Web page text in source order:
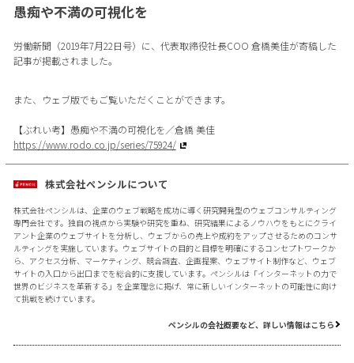
愚痴や不満の可視化を
労働新聞（2019年7月22日号）に、代表取締役社長COO 倉橋美佳が寄稿した
記事が掲載されました。
また、ウェブ版でもご覧いただくことができます。
【ぶれい考】愚痴や不満の可視化を／倉橋 美佳
https://www.rodo.co.jp/series/75924/
株式会社ペンシルについて
株式会社ペンシルは、企業のウェブ戦略を成功に導く研究開発型のウェブコンサルティング
専門会社です。独自の視点から実験や研究を重ね、研究結果によるノウハウをもとにクライ
アント企業のウェブサイトを分析し、ウェブからの売上や成約をアップさせるためのコンサ
ルティングを実施しています。ウェブサイトの目的と目標を明確にするコンセプトワークか
ら、アクセス分析、マーケティング、競合調査、企画提案、ウェブサイト制作など、ウェブ
サイトの入口から出口までを総合的に支援しています。ペンシルは「インターネットの力で
世界のビジネスを革新する」を企業理念に掲げ、常に新しいインターネットの可能性に向け
て挑戦を続けています。
ペンシルの会社概要など、詳しい情報はこちら